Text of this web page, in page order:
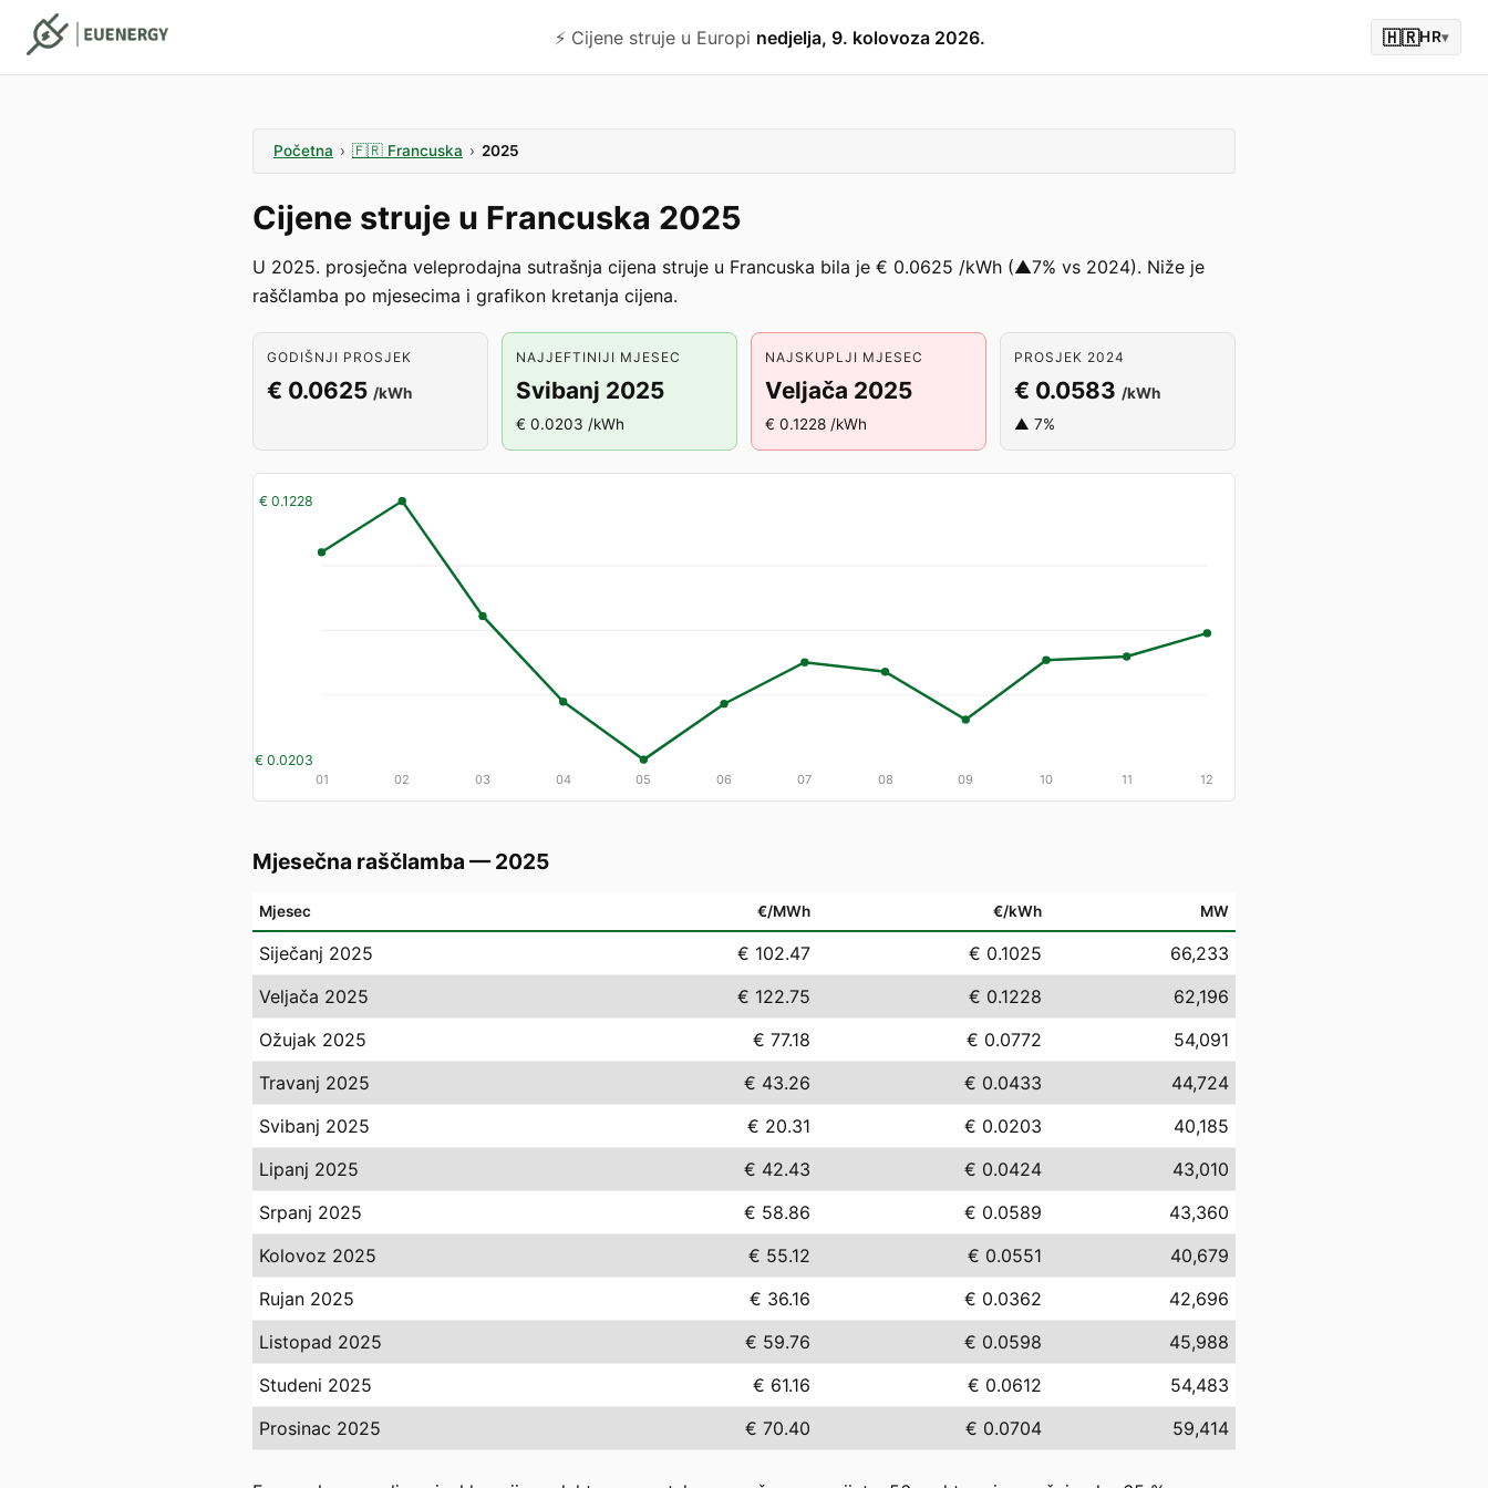
⚡️ Cijene struje u Europi nedjelja, 9. kolovoza 2026. 🇭🇷HR▾
Početna › 🇫🇷 Francuska › 2025
Cijene struje u Francuska 2025
U 2025. prosječna veleprodajna sutrašnja cijena struje u Francuska bila je € 0.0625 /kWh (▲7% vs 2024). Niže je
raščlamba po mjesecima i grafikon kretanja cijena.
GODIŠNJI PROSJEK
€ 0.0625 /kWh
NAJJEFTINIJI MJESEC
Svibanj 2025
€ 0.0203 /kWh
NAJSKUPLJI MJESEC
Veljača 2025
€ 0.1228 /kWh
PROSJEK 2024
€ 0.0583 /kWh
▲ 7%
€ 0.1228
€ 0.0203
01 02 03 04 05 06 07 08 09 10 11 12
Mjesečna raščlamba — 2025
Mjesec €/MWh €/kWh MW
Siječanj 2025 € 102.47 € 0.1025
66,233
Veljača 2025
€ 122.75 € 0.1228
62,196
Ožujak 2025
€ 77.18 € 0.0772
54,091
Travanj 2025
€ 43.26 € 0.0433
44,724
Svibanj 2025
€ 20.31 € 0.0203
40,185
Lipanj 2025
€ 42.43 € 0.0424
43,010
Srpanj 2025
€ 58.86 € 0.0589
43,360
Kolovoz 2025
€ 55.12 € 0.0551
40,679
Rujan 2025
€ 36.16 € 0.0362
42,696
Listopad 2025
€ 59.76 € 0.0598
45,988
Studeni 2025
€ 61.16 € 0.0612
54,483
Prosinac 2025
€ 70.40 € 0.0704 59,414